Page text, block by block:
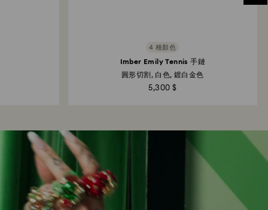
4 種顏色
Imber Emily Tennis 手鏈
圓形切割, 白色, 鍍白金色
5,300 $